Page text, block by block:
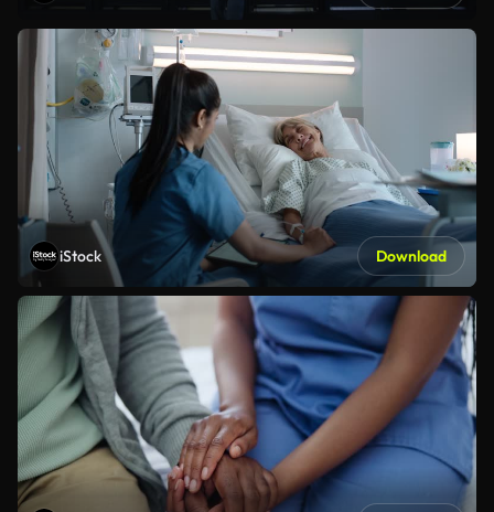
iStock Download